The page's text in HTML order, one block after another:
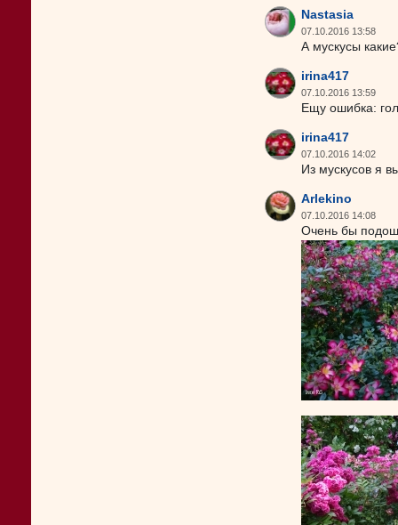
Nastasia
07.10.2016 13:58
А мускусы
irina417
07.10.2016 13:59
Ещу ошибка:
irina417
07.10.2016 14:02
Из мускусов я
Arlekino
07.10.2016 14:08
Очень бы